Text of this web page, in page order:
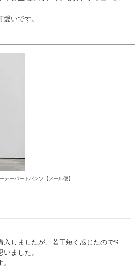
いです。
テーパードパンツ【メール便】
入しましたが、若干短く感じたのでS
ました。